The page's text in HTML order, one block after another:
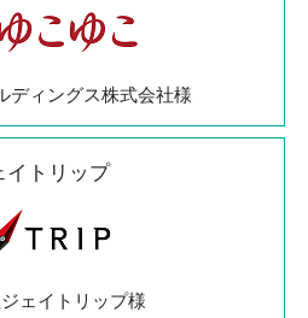
ディングス株式会社様
イトリップ
ェイトリップ様